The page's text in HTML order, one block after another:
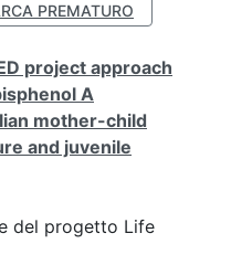
PREMATURO
project approach
A
mother-child
and juvenile
del progetto Life